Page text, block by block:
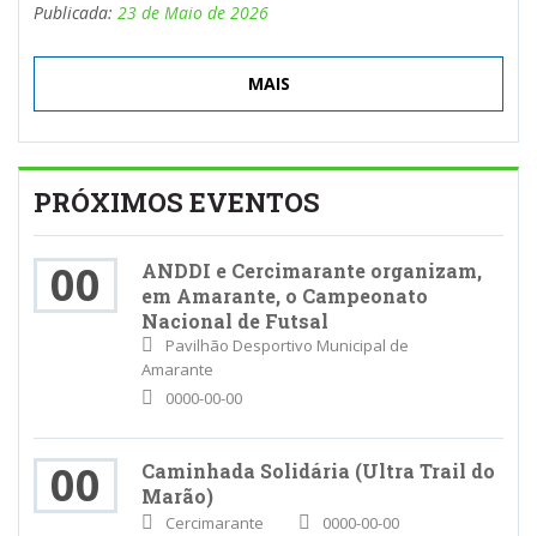
Publicada: 23 de Maio de 2026
MAIS
PRÓXIMOS EVENTOS
00
ANDDI e Cercimarante organizam,
em Amarante, o Campeonato
Nacional de Futsal
Pavilhão Desportivo Municipal de
Amarante
0000-00-00
00
Caminhada Solidária (Ultra Trail do
Marão)
Cercimarante 0000-00-00